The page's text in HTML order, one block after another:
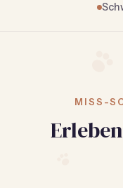
MISS-
Immer
Live-Ortung für
Geschirre, Betten